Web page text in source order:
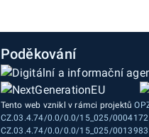
Poděkování
Tento web vznikl v rámci projektů
CZ.03.4.74/0.0/0.0/15_025/0004172
CZ.03.4.74/0.0/0.0/15_025/0013983